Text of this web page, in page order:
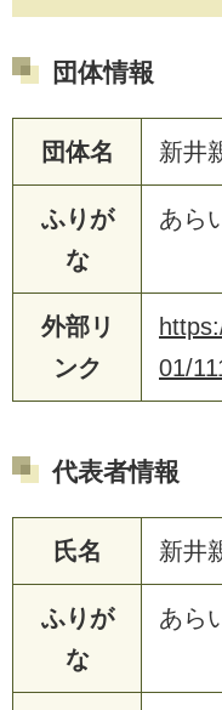
団体情報
団体名 新井
ふりが
な
あら
外部リ
ンク
01/
代表者情報
氏名 新井
ふりが
な
あら